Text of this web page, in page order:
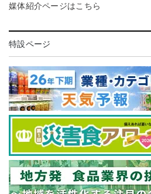
媒体紹介ページはこちら
特設ページ